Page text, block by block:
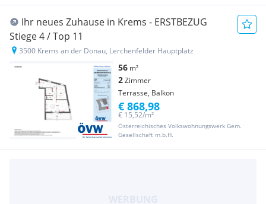
Ihr neues Zuhause in Krems - ERSTBEZUG
Stiege 4 / Top 11
3500 Krems an der Donau, Lerchenfelder Hauptplatz
56 m²
2Zimmer
Terrasse, Balkon
Österreichisches Volkswohnungswerk Gem.
Gesellschaft m.b.H.
€ 15,52/m²
€ 868,98